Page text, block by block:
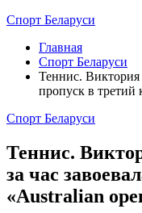
Спорт Беларуси
Главная
Спорт Беларуси
Теннис. Виктория
пропуск в третий
Спорт Беларуси
Теннис.
за час
«Australian